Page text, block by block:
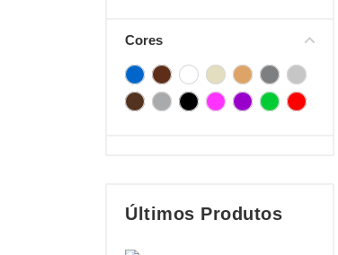
Cores
Últimos Produtos